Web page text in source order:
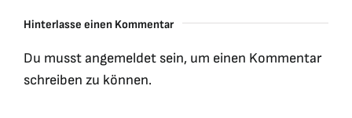
Hinterlasse einen Kommentar
Du musstangemeldet sein, um einen Kommentar
schreiben zu können.